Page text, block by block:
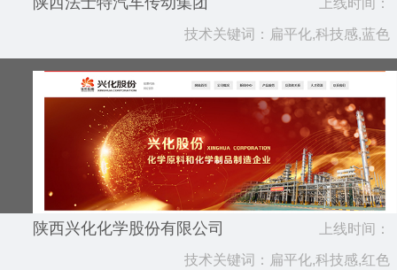
上线时间：
2024.05
技术关键词：扁平化,科技感,蓝色
陕西兴化化学股份有限公司 上线时间：
2023.12
技术关键词：扁平化,科技感,红色